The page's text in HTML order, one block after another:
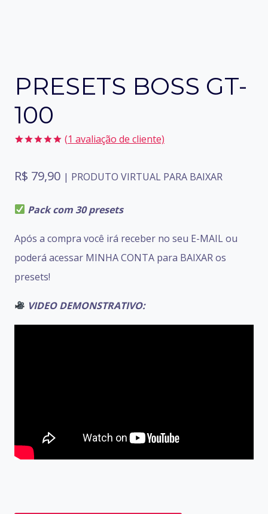
PRESETS BOSS GT-
100
de 5, com
baseado em
(1 avaliação de cliente)
R$ 79,90 | PRODUTO VIRTUAL PARA BAIXAR
Pack com 30 presets
Após a compra você irá receber no seu E-MAIL ou
poderá acessar MINHA CONTA para BAIXAR os
presets!
VIDEO DEMONSTRATIVO: